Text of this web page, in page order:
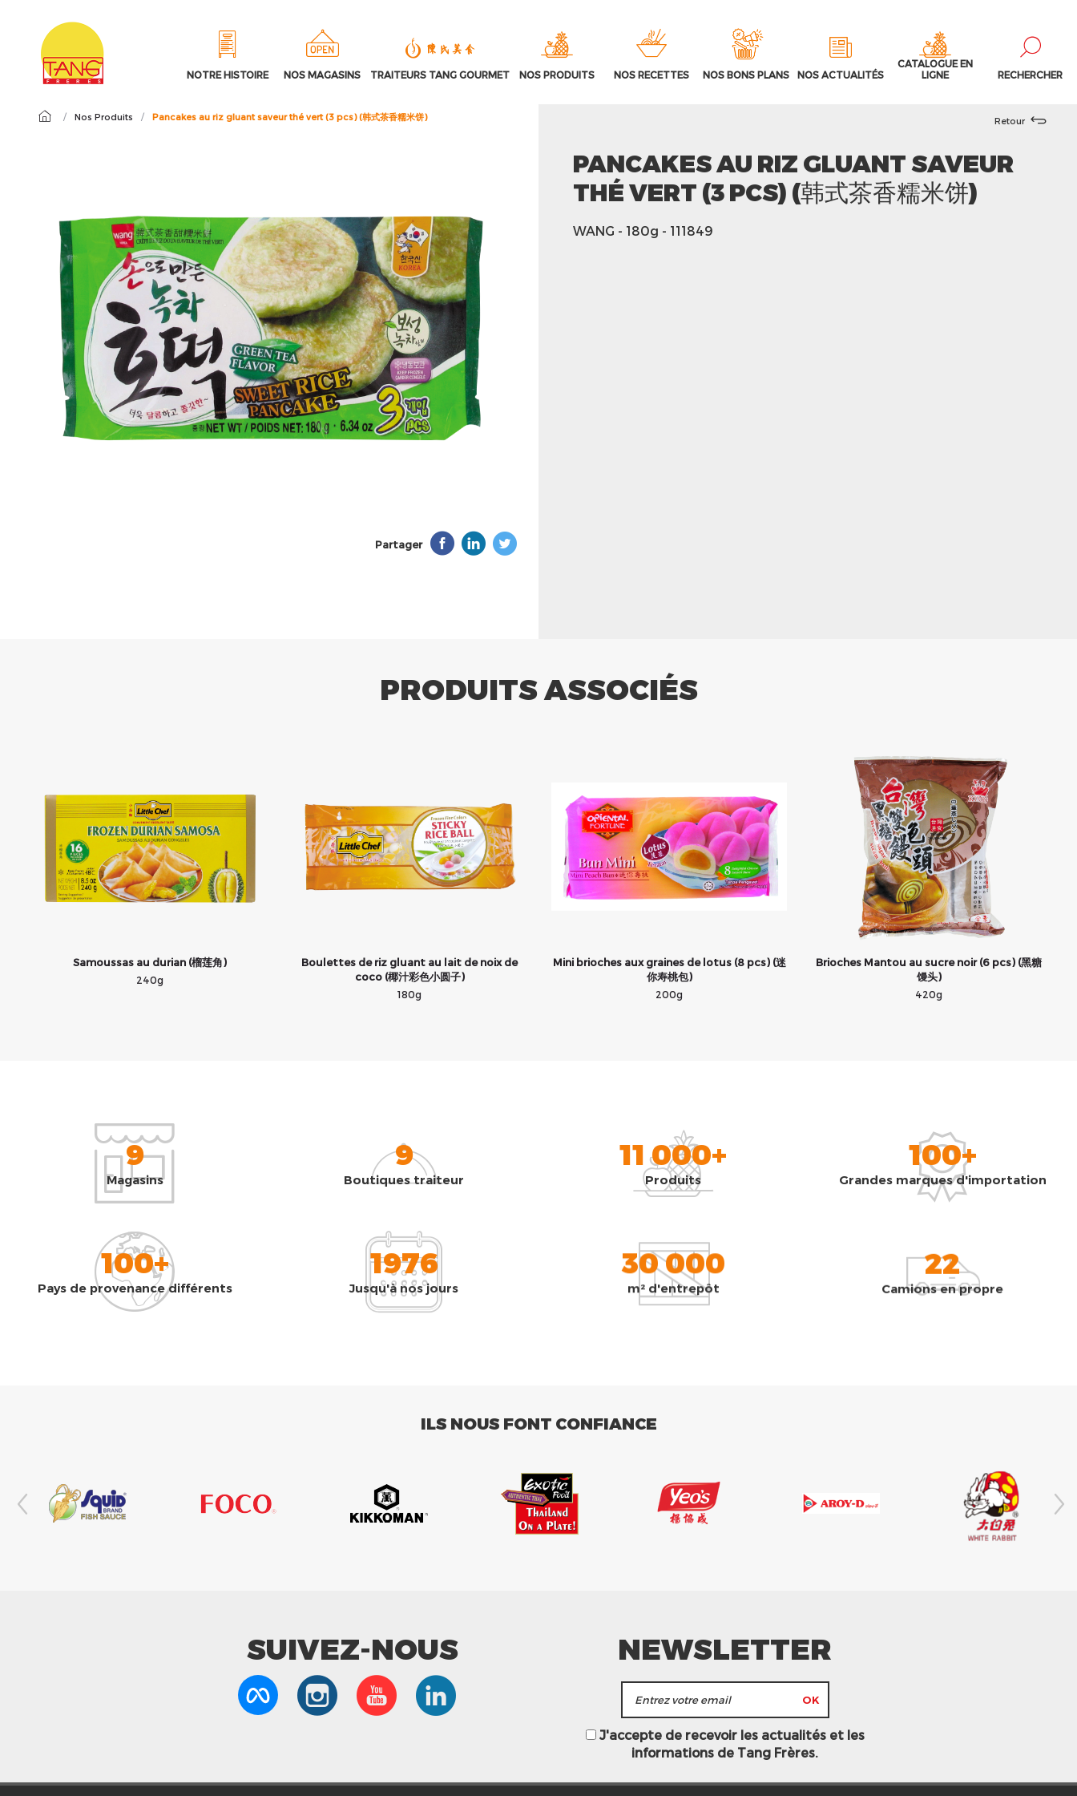
NOTRE HISTOIRE NOS MAGASINS TRAITEURS TANG GOURMET NOS PRODUITS NOS RECETTES NOS BONS PLANS NOS ACTUALITÉS
CATALOGUE EN
LIGNE
RECHERCHER
/ Nos Produits / Pancakes au riz gluant saveur thé vert (3 pcs) (韩式茶香糯米饼)
Partager
Retour
PANCAKES AU RIZ GLUANT SAVEUR
THÉ VERT (3 PCS) (韩式茶香糯米饼)
WANG - 180g - 111849
PRODUITS ASSOCIÉS
Samoussas au durian (榴莲角)
240g
Boulettes de riz gluant au lait de noix de
coco (椰汁彩色小圆子)
180g
Mini brioches aux graines de lotus (8 pcs) (迷
你寿桃包)
200g
Brioches Mantou au sucre noir (6 pcs) (黑糖
馒头)
420g
9
Magasins
9
Boutiques traiteur
11 000+
Produits
100+
Grandes marques d'importation
100+
Pays de provenance différents
1976
Jusqu'à nos jours
30 000
m² d'entrepôt
22
Camions en propre
ILS NOUS FONT CONFIANCE
SUIVEZ-NOUS NEWSLETTER
J'accepte de recevoir les actualités et les
informations de Tang Frères.